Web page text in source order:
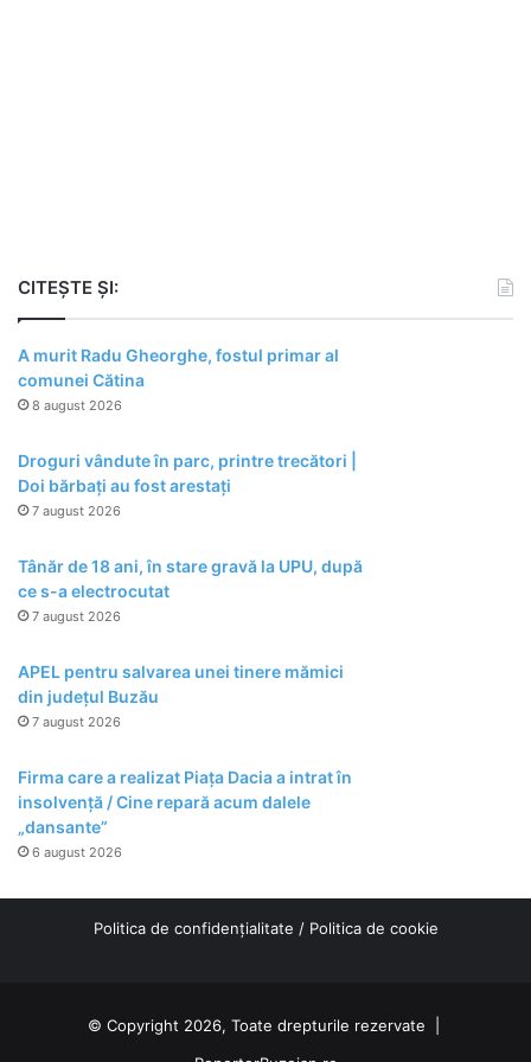
CITEȘTE ȘI:
A murit Radu Gheorghe, fostul primar al
comunei Cătina
8 august 2026
Droguri vândute în parc, printre trecători |
Doi bărbați au fost arestați
7 august 2026
Tânăr de 18 ani, în stare gravă la UPU, după
ce s-a electrocutat
7 august 2026
APEL pentru salvarea unei tinere mămici
din județul Buzău
7 august 2026
Firma care a realizat Piața Dacia a intrat în
insolvență / Cine repară acum dalele
„dansante”
6 august 2026
Politica de confidențialitate / Politica de cookie
© Copyright 2026, Toate drepturile rezervate |